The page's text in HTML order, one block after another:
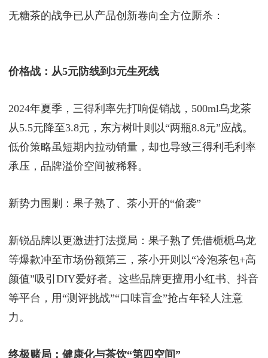
无糖茶的战争已从产品创新卷向全方位厮杀：
价格战：从5元防线到3元生死线
2024年夏季，三得利率先打响促销战，500ml乌龙茶
从5.5元降至3.8元，东方树叶则以“两瓶8.8元”应战。
低价策略虽短期内拉动销量，却也导致三得利毛利率
承压，品牌溢价空间被稀释。
新势力围剿：果子熟了、茶小开的“偷袭”
新锐品牌以更激进打法搅局：果子熟了凭借栀栀乌龙
等爆款冲至市场份额第三，茶小开则以“冷泡茶包+高
颜值”吸引DIY爱好者。这些品牌更擅用小红书、抖音
等平台，用“测评挑战”“口味盲盒”抢占年轻人注意
力。
终极赌局：健康化与茶饮“第四空间”